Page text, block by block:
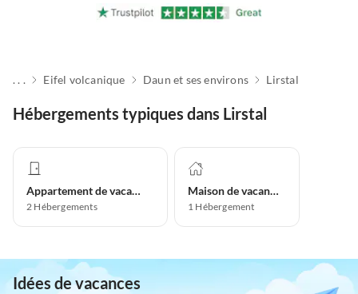
. . . Eifel volcanique Daun et ses environs Lirstal
Hébergements typiques dans Lirstal
Appartement de vacances
2 Hébergements
Maison de vacances
1 Hébergement
Idées de vacances